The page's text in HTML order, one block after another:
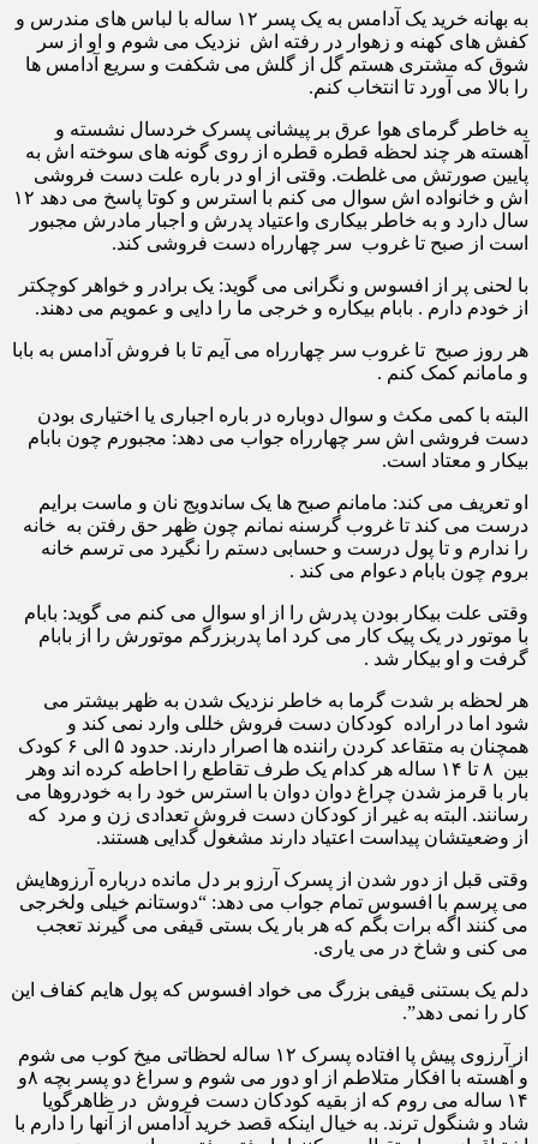
به بهانه خرید یک آدامس به یک پسر ۱۲ ساله با لباس های مندرس و
کفش های کهنه و زهوار در رفته اش نزدیک می شوم و او از سر
شوق که مشتری هستم گل از گلش می شکفت و سریع آدامس ها
را بالا می آورد تا انتخاب کنم.
به خاطر گرمای هوا عرق بر پیشانی پسرک خردسال نشسته و
آهسته هر چند لحظه قطره قطره از روی گونه های سوخته اش به
پایین صورتش می غلطت. وقتی از او در باره علت دست فروشی
اش و خانواده اش سوال می کنم با استرس و کوتا پاسخ می دهد ۱۲
سال دارد و به خاطر بیکاری واعتیاد پدرش و اجبار مادرش مجبور
است از صبح تا غروب سر چهارراه دست فروشی کند.
با لحنی پر از افسوس و نگرانی می گوید: یک برادر و خواهر کوچکتر
از خودم دارم . بابام بیکاره و خرجی ما را دایی و عمویم می دهند.
هر روز صبح تا غروب سر چهارراه می آیم تا با فروش آدامس به بابا
و مامانم کمک کنم .
البته با کمی مکث و سوال دوباره در باره اجباری یا اختیاری بودن
دست فروشی اش سر چهارراه جواب می دهد: مجبورم چون بابام
بیکار و معتاد است.
او تعریف می کند: مامانم صبح ها یک ساندویج نان و ماست برایم
درست می کند تا غروب گرسنه نمانم چون ظهر حق رفتن به خانه
را ندارم و تا پول درست و حسابی دستم را نگیرد می ترسم خانه
بروم چون بابام دعوام می کند .
وقتی علت بیکار بودن پدرش را از او سوال می کنم می گوید: بابام
با موتور در یک پیک کار می کرد اما پدربزرگم موتورش را از بابام
گرفت و او بیکار شد .
هر لحظه بر شدت گرما به خاطر نزدیک شدن به ظهر بیشتر می
شود اما در اراده کودکان دست فروش خللی وارد نمی کند و
همچنان به متقاعد کردن راننده ها اصرار دارند. حدود ۵ الی ۶ کودک
بین ۸ تا ۱۴ ساله هر کدام یک طرف تقاطع را احاطه کرده اند وهر
بار با قرمز شدن چراغ دوان دوان با استرس خود را به خودروها می
رسانند. البته به غیر از کودکان دست فروش تعدادی زن و مرد که
از وضعیتشان پیداست اعتیاد دارند مشغول گدایی هستند.
وقتی قبل از دور شدن از پسرک آرزو بر دل مانده درباره آرزوهایش
می پرسم با افسوس تمام جواب می دهد: “دوستانم خیلی ولخرجی
می کنند اگه برات بگم که هر بار یک بستی قیفی می گیرند تعجب
می کنی و شاخ در می یاری.
دلم یک بستنی قیفی بزرگ می خواد افسوس که پول هایم کفاف این
کار را نمی دهد”.
از آرزوی پیش پا افتاده پسرک ۱۲ ساله لحظاتی میخ کوب می شوم
و آهسته با افکار متلاطم از او دور می شوم و سراغ دو پسر بچه ۸و
۱۴ ساله می روم که از بقیه کودکان دست فروش در ظاهرگویا
شاد و شنگول ترند. به خیال اینکه قصد خرید آدامس از آنها را دارم با